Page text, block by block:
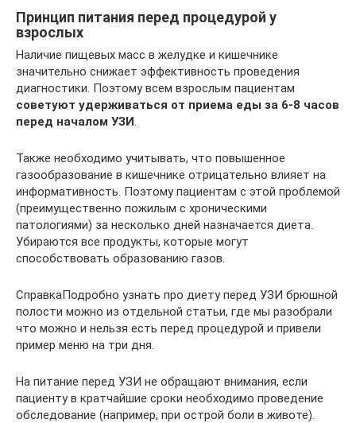
Принцип питания перед процедурой у
взрослых
Наличие пищевых масс в желудке и кишечнике
значительно снижает эффективность проведения
диагностики. Поэтому всем взрослым пациентам
советуют удерживаться от приема еды за 6-8 часов
перед началом УЗИ
Также необходимо учитывать, что повышенное
газообразование в кишечнике отрицательно влияет на
информативность. Поэтому пациентам с этой проблемой
(преимущественно пожилым с хроническими
патологиями) за несколько дней назначается диета.
Убираются все продукты, которые могут
способствовать образованию газов.
СправкаПодробно узнать про диету перед УЗИ брюшной
полости можно из отдельной статьи, где мы разобрали
что можно и нельзя есть перед процедурой и привели
пример меню на три дня.
На питание перед УЗИ не обращают внимания, если
пациенту в кратчайшие сроки необходимо проведение
обследование (например, при острой боли в животе).